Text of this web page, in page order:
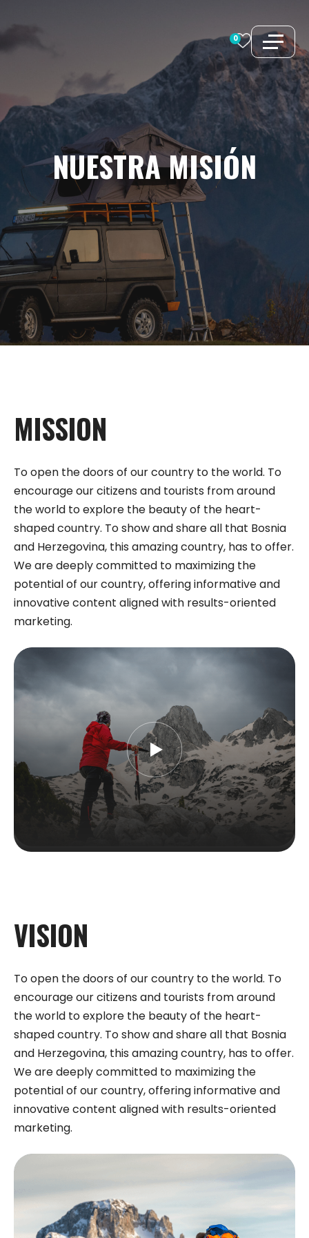
al
contenido
0
NUESTRAMISIÓN
MISSION
To open the doors of our country to the world. To
encourage our citizens and tourists from around
the world to explore the beauty of the heart-
shaped country. To show and share all that Bosnia
and Herzegovina, this amazing country, has to offer.
We are deeply committed to maximizing the
potential of our country, offering informative and
innovative content aligned with results-oriented
marketing.
VISION
To open the doors of our country to the world. To
encourage our citizens and tourists from around
the world to explore the beauty of the heart-
shaped country. To show and share all that Bosnia
and Herzegovina, this amazing country, has to offer.
We are deeply committed to maximizing the
potential of our country, offering informative and
innovative content aligned with results-oriented
marketing.